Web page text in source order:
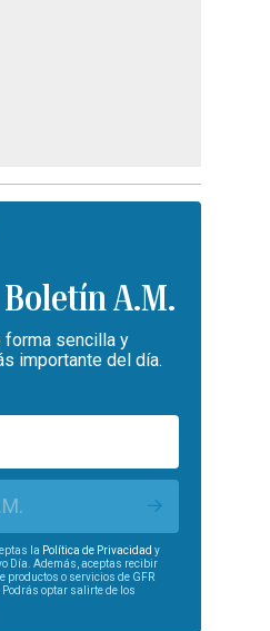
Boletín A.M.
sencilla y
importante del día.
la Política de Privacidad y
Día. Además, aceptas recibir
productos o servicios de GFR
optar salirte de los